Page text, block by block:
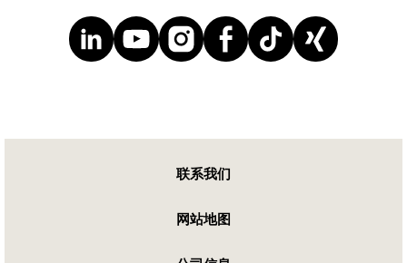
联系我们
网站地图